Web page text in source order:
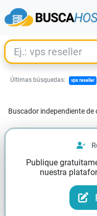
Últimas búsquedas: vps reseller
Buscador independiente
Publique
nuestra